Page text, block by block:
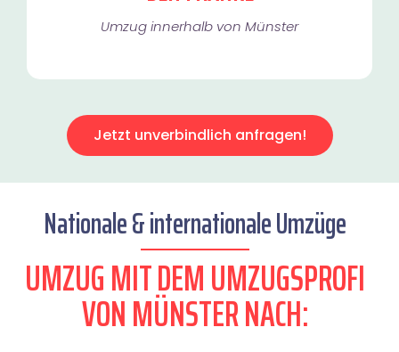
Umzug innerhalb von Münster​
Jetzt unverbindlich anfragen!
Nationale & internationale Umzüge
UMZUG MIT DEM UMZUGSPROFI
VON MÜNSTER NACH: